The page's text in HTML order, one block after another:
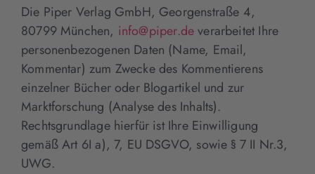
Die Piper Verlag GmbH, Georgenstraße 4,
80799 München, info@piper.deverarbeitet Ihre
personenbezogenen Daten (Name, Email,
Kommentar) zum Zwecke des Kommentierens
einzelner Bücher oder Blogartikel und zur
Marktforschung (Analyse des Inhalts).
Rechtsgrundlage hierfür ist Ihre Einwilligung
gemäß Art 6I a), 7, EU DSGVO, sowie § 7 II Nr.3,
UWG.